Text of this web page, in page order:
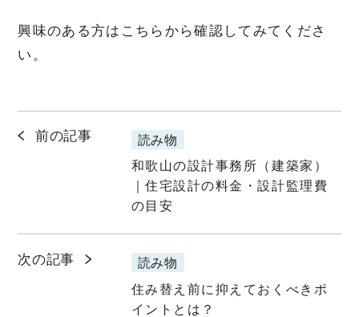
興味のある方はこちらから確認してみてくださ
い。
前の記事
読み物
和歌山の設計事務所（建築家）
｜住宅設計の料金・設計監理費
の目安
次の記事
読み物
住み替え前に抑えておくべきポ
イントとは？